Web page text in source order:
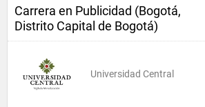
Carrera en Publicidad (Bogotá,
Distrito Capital de Bogotá)
Universidad Central